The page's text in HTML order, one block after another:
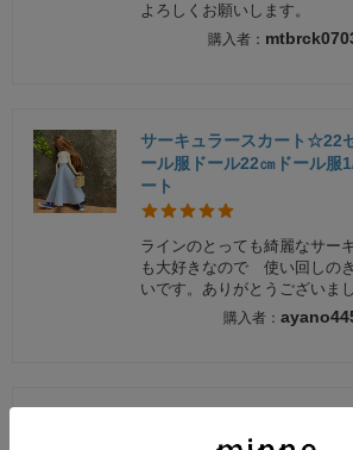
よろしくお願いします。
サーキュラースカート☆22
ール服ドール22㎝ドール服
ート
ラインのとっても綺麗なサー
も大好きなので 使い回しの
いです。ありがとうございま
ドール洋服22㎝ドール☆チ